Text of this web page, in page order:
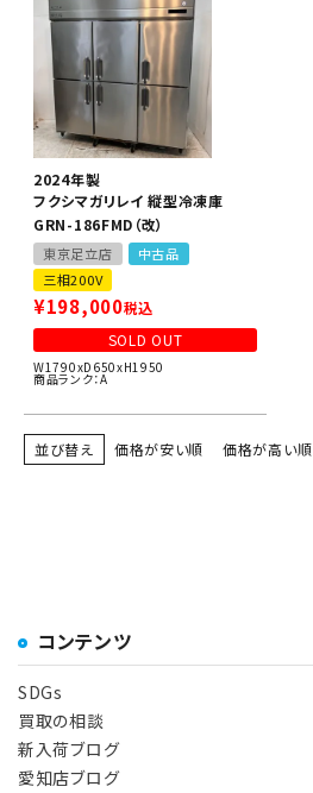
2024年製
フクシマガリレイ 縦型冷凍庫
GRN-186FMD（改）
東京足立店
中古品
三相200V
¥198,000税込
SOLD OUT
W1790xD650xH1950
商品ランク：A
並び替え 価格が安い順 価格が高い順
コンテンツ
SDGs
買取の相談
新入荷ブログ
愛知店ブログ